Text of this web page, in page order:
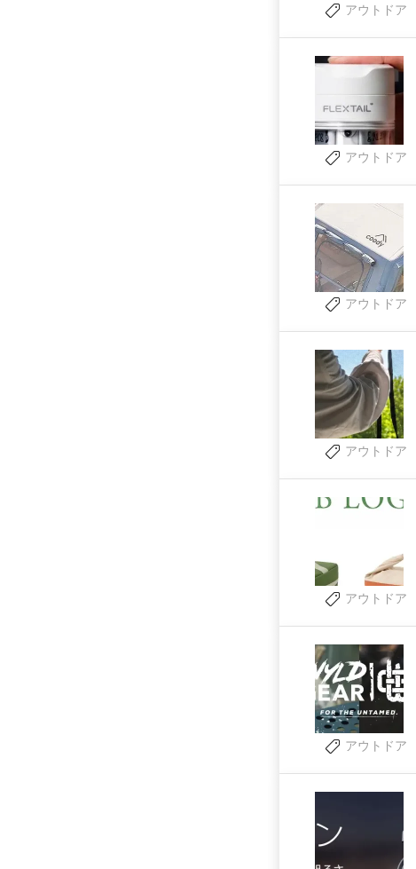
アウトドア
アウトドア
アウトドア
アウトドア
アウトドア
アウトドア